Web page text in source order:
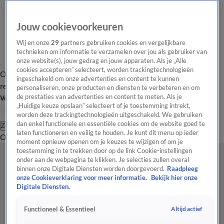
Overzicht Laatste nieuws Regionieuws Het beste van Hart
Tip de
redactie
Volg Hart van Nederland
Zoeken
OverzichtRegioUitzendingenWeerTip de redactiePanelVideo's
Jouw cookievoorkeuren
Wij en onze29 partners gebruiken cookies en vergelijkbare
technieken om informatie te verzamelen over jou als gebruiker van
onze website(s), jouw gedrag en jouw apparaten. Als je „Alle
cookies accepteren” selecteert, worden trackingtechnologieën
ingeschakeld om onze advertenties en content te kunnen
personaliseren, onze producten en diensten te verbeteren en om
de prestaties van advertenties en content te meten. Als je
„Huidige keuze opslaan” selecteert of je toestemming intrekt,
worden deze trackingtechnologieën uitgeschakeld. We gebruiken
dan enkel functionele en essentiële cookies om de website goed te
laten functioneren en veilig te houden. Je kunt dit menu op ieder
moment opnieuw openen om je keuzes te wijzigen of om je
toestemming in te trekken door op de link Cookie-instellingen
onder aan de webpagina te klikken. Je selecties zullen overal
binnen onze Digitale Diensten worden doorgevoerd. Raadpleeg
onze Cookieverklaring voor meer informatie.
Bekijk hier onze
Digitale Diensten.
Functioneel & Essentieel Altijd actief